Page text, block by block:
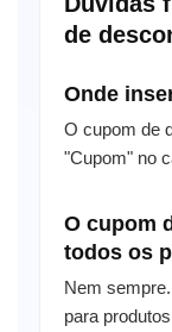
de
Onde
O cupom de
"Cupom" no
O cupom
todos os
Nem
para